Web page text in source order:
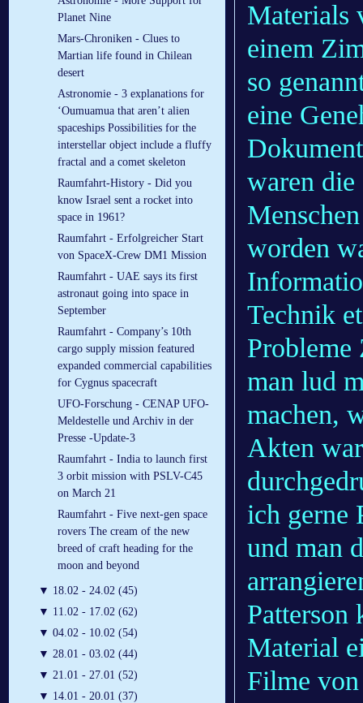
Planet Nine
Mars-Chroniken - Clues to
Martian life found in Chilean
desert
Astronomie - 3 explanations for
‘Oumuamua that aren’t alien
spaceships Possibilities for the
interstellar object include a fluffy
fractal and a comet skeleton
Raumfahrt-History - Did you
know Israel sent a rocket into
space in 1961?
Raumfahrt - Erfolgreicher Start
von SpaceX-Crew DM1 Mission
Raumfahrt - UAE says its first
astronaut going into space in
September
Raumfahrt - Company’s 10th
cargo supply mission featured
expanded commercial capabilities
for Cygnus spacecraft
UFO-Forschung - CENAP UFO-
Meldestelle und Archiv in der
Presse -Update-3
Raumfahrt - India to launch first
3 orbit mission with PSLV-C45
on March 21
Raumfahrt - Five next-gen space
rovers The cream of the new
breed of craft heading for the
moon and beyond
▼ 18.02 - 24.02 (45)
▼ 11.02 - 17.02 (62)
▼ 04.02 - 10.02 (54)
▼ 28.01 - 03.02 (44)
▼ 21.01 - 27.01 (52)
▼ 14.01 - 20.01 (37)
Materials
einem
so
eine
waren die
worden
Technik
Probleme
man lud
machen,
Akten
ich gerne
und man
Patterson
Material
Filme